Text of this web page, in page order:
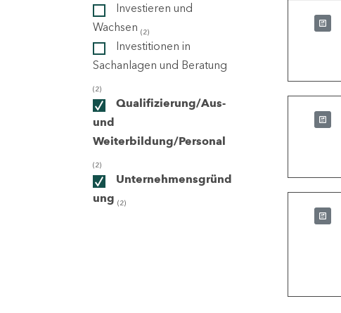
Investieren und
Wachsen (2)
Investitionen in
Sachanlagen und Beratung
(2)
Qualifizierung/Aus-
und
Weiterbildung/Personal
(2)
Unternehmensgründ
ung (2)